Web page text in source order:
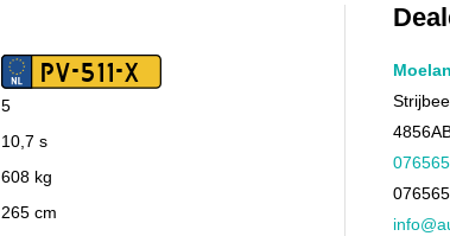
PV-511-X
5
10,7 s
608 kg
265 cm